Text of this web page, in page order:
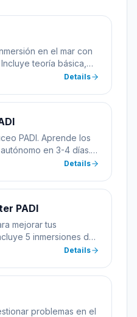
en el mar con
teoría básica,
y toda laDetails
PADI. Aprende los
en 3-4 días.
Details
PADI
mejorar tus
5 inmersiones de
buceoDetails
problemas en el